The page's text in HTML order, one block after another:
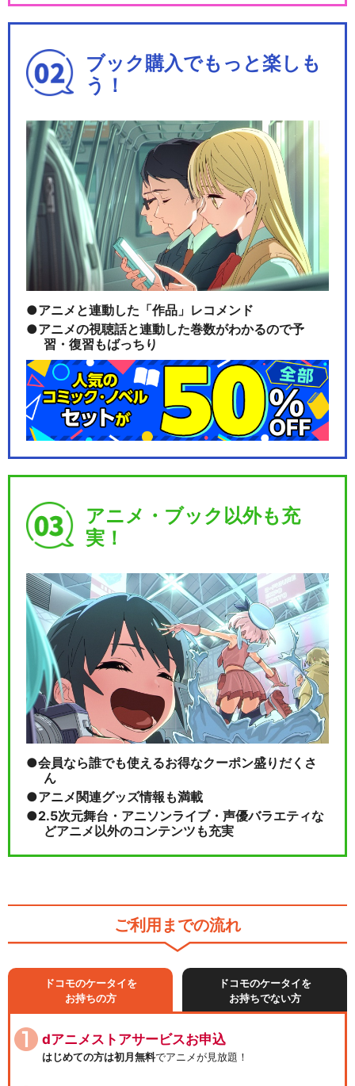
ブック購入でもっと楽しも
う！
アニメと連動した「作品」レコメンド
アニメの視聴話と連動した巻数がわかるので予
習・復習もばっちり
アニメ・ブック以外も充
実！
会員なら誰でも使えるお得なクーポン盛りだくさ
ん
アニメ関連グッズ情報も満載
2.5次元舞台・アニソンライブ・声優バラエティな
どアニメ以外のコンテンツも充実
ご利用までの流れ
ドコモのケータイを
お持ちの方
ドコモのケータイを
お持ちでない方
dアニメストアサービスお申込
はじめての方は初月無料でアニメが見放題！